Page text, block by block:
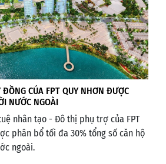
CỦA FPT QUY NHƠN ĐƯỢC
NƯỚC NGOÀI
nhân tạo - Đô thị phụ trợ của FPT
phân bổ tối đa 30% tổng số căn hộ
ngoài.